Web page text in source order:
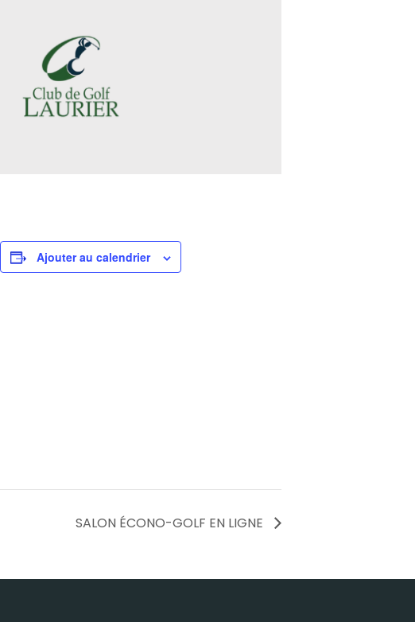
Ajouter au calendrier
SALON ÉCONO-GOLF EN LIGNE